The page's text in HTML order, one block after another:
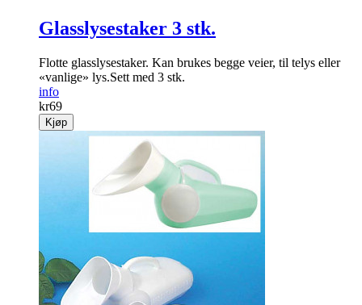
Glasslysestaker 3 stk.
Flotte glasslysestaker. Kan brukes begge veier, til telys eller
«vanlige» lys.Sett med 3 stk.
info
kr69
Kjøp